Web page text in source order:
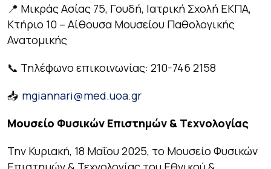
📍 Μικράς Ασίας 75, Γουδή, Ιατρική Σχολή ΕΚΠΑ,
Κτήριο 10 – Αίθουσα Μουσείου Παθολογικής
Ανατομικής
📞 Τηλέφωνο επικοινωνίας: 210-746 2158
📥 mgiannari@med.uoa.gr
Μουσείο Φυσικών Επιστημών & Τεχνολογίας
Την Κυριακή, 18 Μαΐου 2025, το Μουσείο Φυσικών